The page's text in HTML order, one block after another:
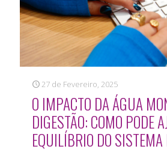
27 de Fevereiro, 2025
O IMPACTO DA ÁGUA
DIGESTÃO: COMO PODE
EQUILÍBRIO DO